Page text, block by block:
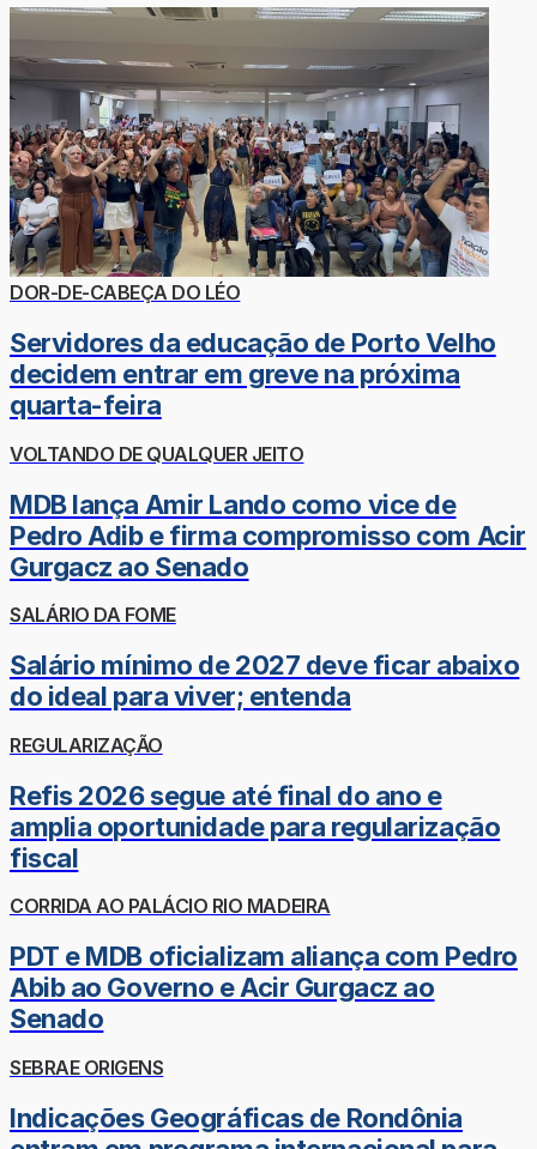
DOR-DE-CABEÇA DO LÉO
Servidores da educação de Porto Velho
decidem entrar em greve na próxima
quarta-feira
VOLTANDO DE QUALQUER JEITO
MDB lança Amir Lando como vice de
Pedro Adib e firma compromisso com Acir
Gurgacz ao Senado
SALÁRIO DA FOME
Salário mínimo de 2027 deve ficar abaixo
do ideal para viver; entenda
REGULARIZAÇÃO
Refis 2026 segue até final do ano e
amplia oportunidade para regularização
fiscal
CORRIDA AO PALÁCIO RIO MADEIRA
PDT e MDB oficializam aliança com Pedro
Abib ao Governo e Acir Gurgacz ao
Senado
SEBRAE ORIGENS
Indicações Geográficas de Rondônia